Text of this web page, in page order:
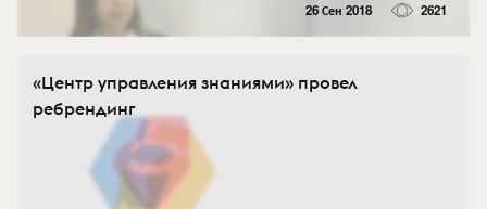
26 Сен 2018 2621
«Центр управления знаниями» провел
ребрендинг